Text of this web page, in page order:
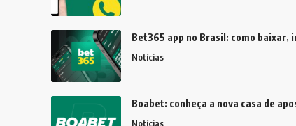
Bet365 app no Brasil: como baixar,
Notícias
Boabet: conheça a nova casa de
Notícias